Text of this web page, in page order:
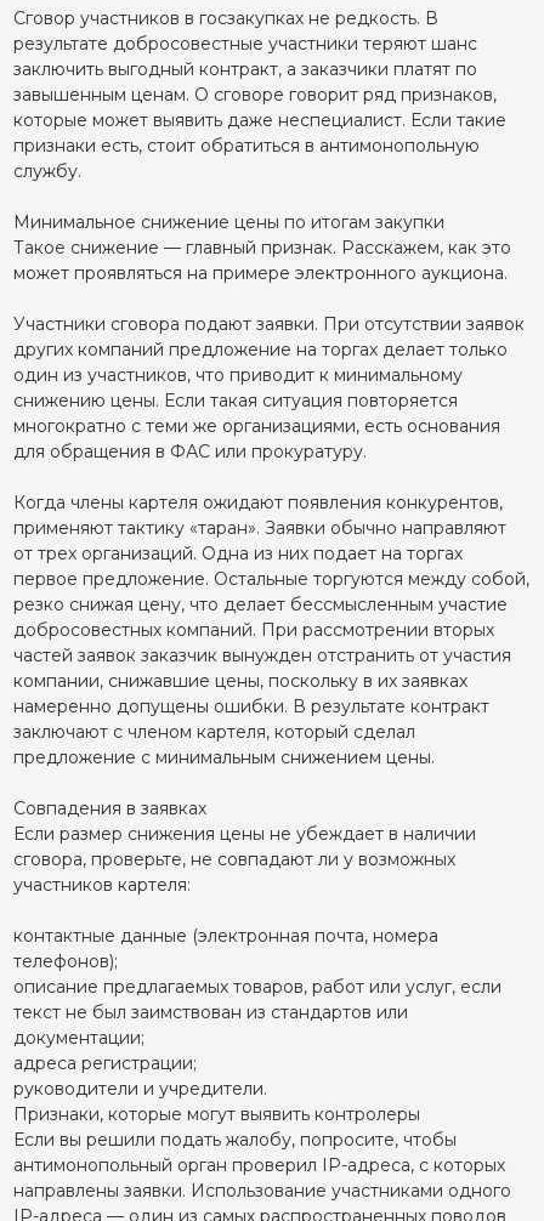
Сговор участников в госзакупках не редкость. В
результате добросовестные участники теряют шанс
заключить выгодный контракт, а заказчики платят по
завышенным ценам. О сговоре говорит ряд признаков,
которые может выявить даже неспециалист. Если такие
признаки есть, стоит обратиться в антимонопольную
службу.
Минимальное снижение цены по итогам закупки
Такое снижение — главный признак. Расскажем, как это
может проявляться на примере электронного аукциона.
Участники сговора подают заявки. При отсутствии заявок
других компаний предложение на торгах делает только
один из участников, что приводит к минимальному
снижению цены. Если такая ситуация повторяется
многократно с теми же организациями, есть основания
для обращения в ФАС или прокуратуру.
Когда члены картеля ожидают появления конкурентов,
применяют тактику «таран». Заявки обычно направляют
от трех организаций. Одна из них подает на торгах
первое предложение. Остальные торгуются между собой,
резко снижая цену, что делает бессмысленным участие
добросовестных компаний. При рассмотрении вторых
частей заявок заказчик вынужден отстранить от участия
компании, снижавшие цены, поскольку в их заявках
намеренно допущены ошибки. В результате контракт
заключают с членом картеля, который сделал
предложение с минимальным снижением цены.
Совпадения в заявках
Если размер снижения цены не убеждает в наличии
сговора, проверьте, не совпадают ли у возможных
участников картеля:
контактные данные (электронная почта, номера
телефонов);
описание предлагаемых товаров, работ или услуг, если
текст не был заимствован из стандартов или
документации;
адреса регистрации;
руководители и учредители.
Признаки, которые могут выявить контролеры
Если вы решили подать жалобу, попросите, чтобы
антимонопольный орган проверил IP-адреса, с которых
направлены заявки. Использование участниками одного
IP-адреса — один из самых распространенных поводов